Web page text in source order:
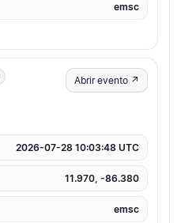
emsc
Abrir evento ↗
2026-07-28 10:03:48 UTC
11.970, -86.380
emsc